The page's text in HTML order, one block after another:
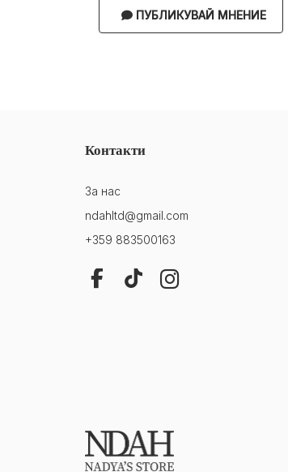
ПУБЛИКУВАЙ МНЕНИЕ
Контакти
За нас
ndahltd@gmail.com
+359 883500163